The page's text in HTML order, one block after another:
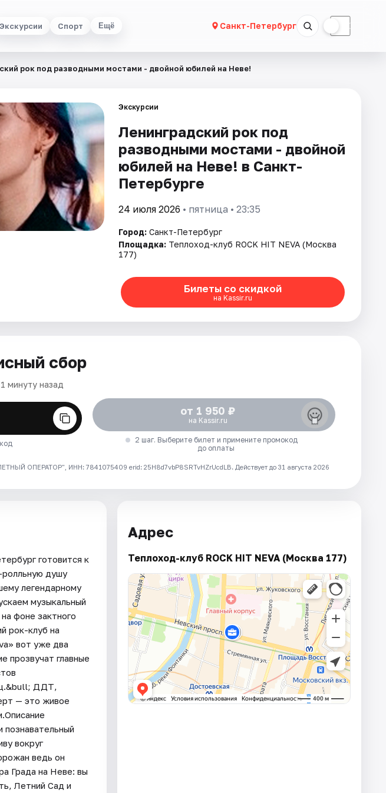
Экскурсии Спорт Ещё Санкт-Петербург ☾
рок под разводными мостами - двойной юбилей на Неве!
Экскурсии
Ленинградский рок под
разводными мостами - двойной
юбилей на Неве! в Санкт-
Петербурге
24 июля 2026 • пятница • 23:35
Город: Санкт-Петербург
Площадка: Теплоход-клуб ROCK HIT NEVA (Москва
177)
Билеты со скидкой
на Kassir.ru
сбор
минуту назад
от 1 950 ₽
на Kassir.ru
2 шаг. Выберите билет и примените промокод
до оплаты
ОПЕРАТОР", ИНН: 7841075409 erid: 25H8d7vbP8SRTvHZrUcdLB. Действует до 31 августа 2026
готовится к
ролльную душу
легендарному
музыкальный
фоне зактного
рок-клуб на
вот уже два
прозвучат главные
ДДТ,
— это живое
вокруг
ведь он
Града на Неве: вы
Летний Сад и
Адрес
Теплоход-клуб ROCK HIT NEVA (Москва 177)